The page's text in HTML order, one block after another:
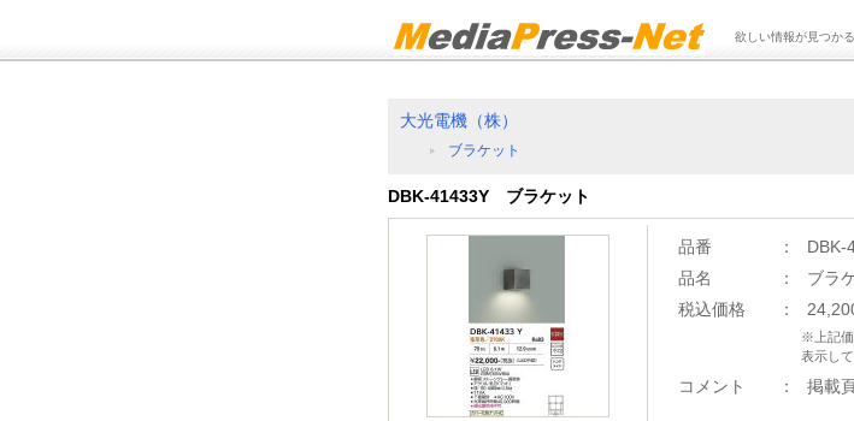
欲しい情報が見つか
大光電機（株）
ブラケット
DBK-41433Y ブラケット
品番 ：
DBK-
品名
：
ブラ
税込価格
：
※上記価
表示して
コメント ： 掲載